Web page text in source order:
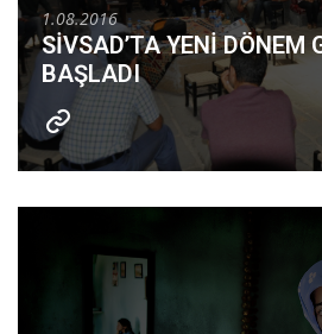
1.08.2016
SİVSAD’TA YENİ DÖNEM
BAŞLADI